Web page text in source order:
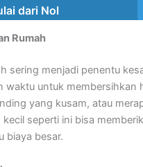
dari Nol
Rumah
sering menjadi penentu
waktu untuk membersihkan
yang kusam, atau
kecil seperti ini bisa
biaya besar.